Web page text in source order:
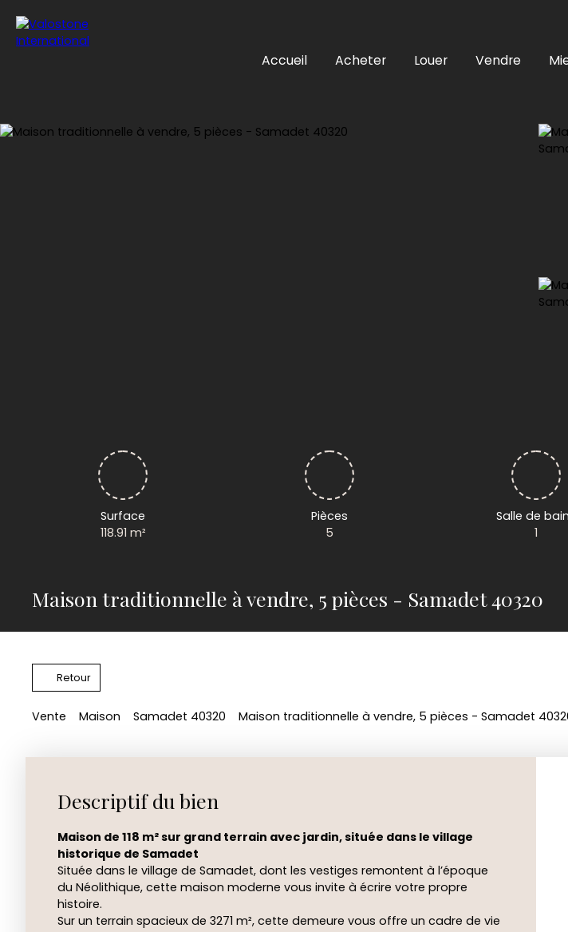
Accueil Acheter Louer Vendre
Surface
118.91 m²
Pièces
5
Salle de
1
Maison traditionnelle à vendre, 5 pièces - Samadet 40320
Retour
Vente Maison Samadet 40320 Maison traditionnelle à vendre, 5 pièces - Samadet
Descriptif du bien
Maison de 118 m² sur grand terrain avec jardin, située dans le village
historique de Samadet
Située dans le village de Samadet, dont les vestiges remontent à l’époque
du Néolithique, cette maison moderne vous invite à écrire votre propre
histoire.
Sur un terrain spacieux de 3271 m², cette demeure vous offre un cadre de vie